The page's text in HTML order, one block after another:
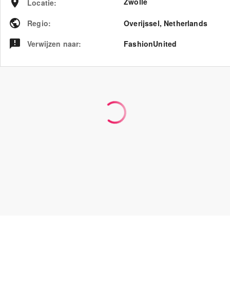
Locatie:
Regio: Overijssel, Netherlands
Verwijzen naar: FashionUnited